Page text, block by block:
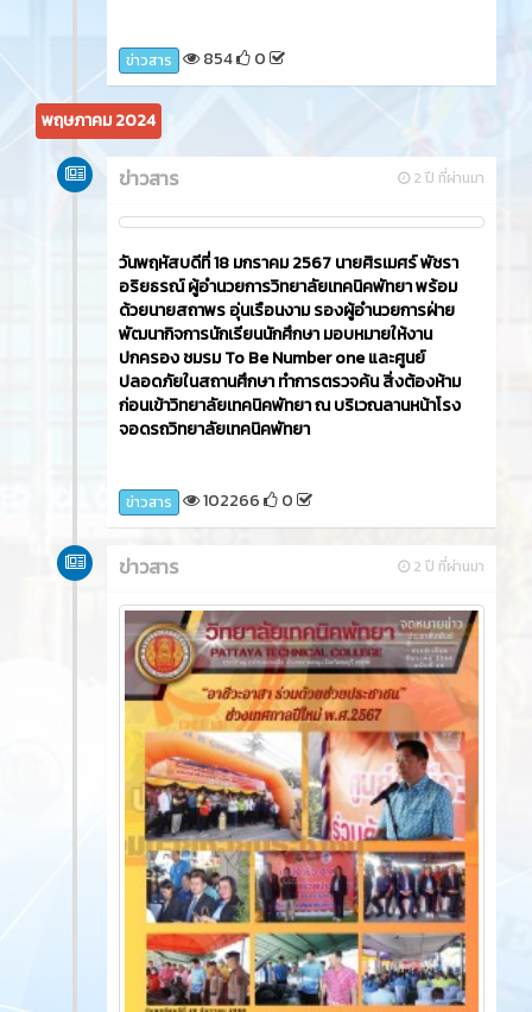
ข่าวสาร 854 0
พฤษภาคม 2024
2 ปี ที่ผ่านมา
ข่าวสาร
วันพฤหัสบดีที่ 18 มกราคม 2567 นายศิรเมศร์ พัชรา
อริยธรณ์ ผู้อำนวยการวิทยาลัยเทคนิคพัทยา พร้อม
ด้วยนายสถาพร อุ่นเรือนงาม รองผู้อำนวยการฝ่าย
พัฒนากิจการนักเรียนนักศึกษา มอบหมายให้งาน
ปกครอง ชมรม To Be Number one และศูนย์
ปลอดภัยในสถานศึกษา ทำการตรวจค้น สิ่งต้องห้าม
ก่อนเข้าวิทยาลัยเทคนิคพัทยา ณ บริเวณลานหน้าโรง
จอดรถวิทยาลัยเทคนิคพัทยา
ข่าวสาร 102266 0
2 ปี ที่ผ่านมา
ข่าวสาร